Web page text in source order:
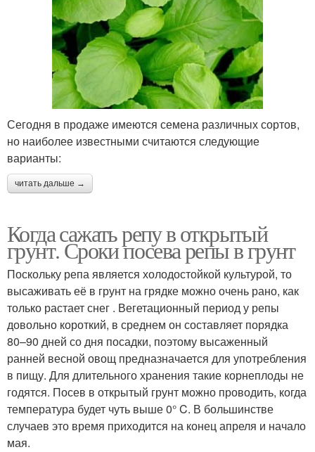
Сегодня в продаже имеются семена различных сортов,
но наиболее известными считаются следующие
варианты:
читать дальше →
Когда сажать репу в открытый
грунт. Сроки посева репы в грунт
Поскольку репа является холодостойкой культурой, то
высаживать её в грунт на грядке можно очень рано, как
только растает снег . Вегетационный период у репы
довольно короткий, в среднем он составляет порядка
80–90 дней со дня посадки, поэтому высаженный
ранней весной овощ предназначается для употребления
в пищу. Для длительного хранения такие корнеплоды не
годятся. Посев в открытый грунт можно проводить, когда
температура будет чуть выше 0° C. В большинстве
случаев это время приходится на конец апреля и начало
мая.